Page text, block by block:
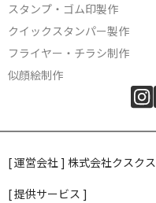
スタンプ・ゴム印製作
クイックスタンパー製作
フライヤー・チラシ制作
似顔絵制作
[ 運営会社 ] 株式会社クスクス
[ 提供サービス ]